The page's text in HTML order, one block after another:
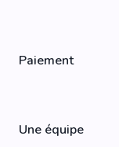
Paiement
Une équipe